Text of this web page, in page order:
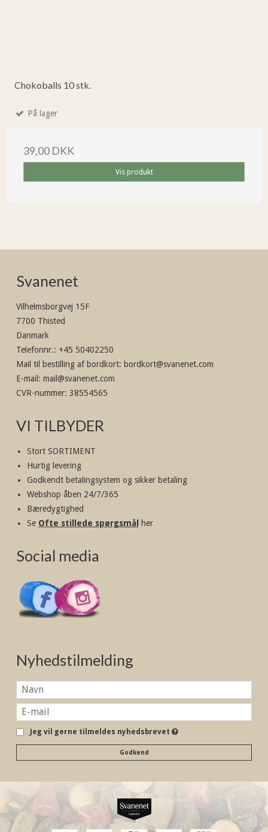
Chokoballs 10 stk.
På lager
39,00 DKK
Vis produkt
Svanenet
Vilhelmsborgvej 15F
7700 Thisted
Danmark
Telefonnr.: +45 50402250
Mail til bestilling af bordkort: bordkort@svanenet.com
E-mail : mail@svanenet.com
CVR-nummer: 38554565
VI TILBYDER
Stort SORTIMENT
Hurtig levering
Godkendt betalingsystem og sikker betaling
Webshop åben 24/7/365
Bæredygtighed
Se Ofte stillede spørgsmål her
Social media
Nyhedstilmelding
Jeg vil gerne tilmeldes nyhedsbrevet
Godkend